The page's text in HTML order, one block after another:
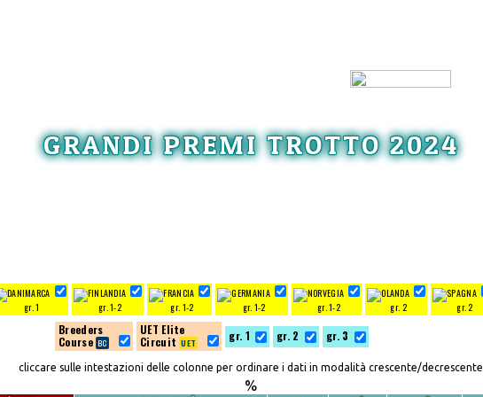
GRANDI PREMI TROTTO 2024
gr. 1 gr. 1-2 gr. 1-2 gr. 1-2 gr. 1-2 gr. 2 gr. 2
Breeders
Course
UET Elite
Circuit
gr. 1 gr. 2 gr. 3
cliccare sulle intestazioni delle colonne per ordinare i dati in modalità crescente/decrescente
%